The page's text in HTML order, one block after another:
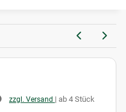
zzgl. Versand | ab 4 Stück